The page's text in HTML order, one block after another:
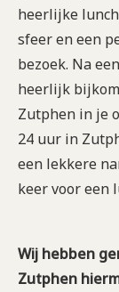
heerlijke
sfeer en een
bezoek. Na
heerlijk
Zutphen in je
24 uur in
een lekkere
keer voor een
Wij hebben
Zutphen